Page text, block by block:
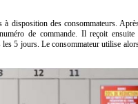
disposition des consommateurs.
de commande. Il reçoit
5 jours. Le consommateur utilise